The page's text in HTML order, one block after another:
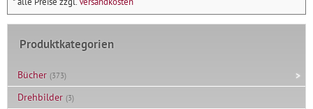
Produktkategorien
Bücher (373)
Drehbilder (3)